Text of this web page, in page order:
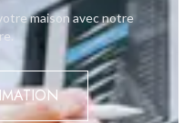
maison avec notre